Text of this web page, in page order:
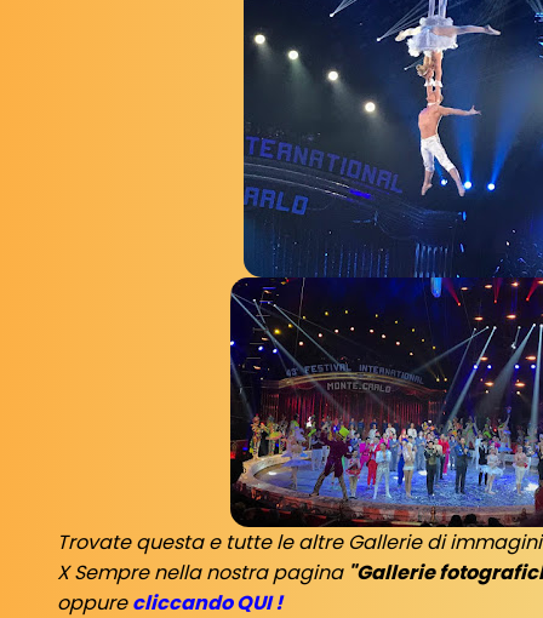
Trovate questa e tutte le altre Gallerie di
X Sempre nella nostra pagina "Gallerie
oppurecliccando QUI !